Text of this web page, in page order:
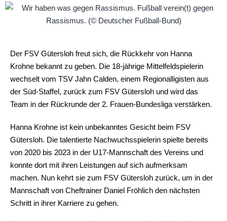
Der FSV Gütersloh freut sich, die Rückkehr von Hanna
Krohne bekannt zu geben. Die 18-jährige Mittelfeldspielerin
wechselt vom TSV Jahn Calden, einem Regionalligisten aus
der Süd-Staffel, zurück zum FSV Gütersloh und wird das
Team in der Rückrunde der 2. Frauen-Bundesliga verstärken.
Hanna Krohne ist kein unbekanntes Gesicht beim FSV
Gütersloh. Die talentierte Nachwuchsspielerin spielte bereits
von 2020 bis 2023 in der U17-Mannschaft des Vereins und
konnte dort mit ihren Leistungen auf sich aufmerksam
machen. Nun kehrt sie zum FSV Gütersloh zurück, um in der
Mannschaft von Cheftrainer Daniel Fröhlich den nächsten
Schritt in ihrer Karriere zu gehen.